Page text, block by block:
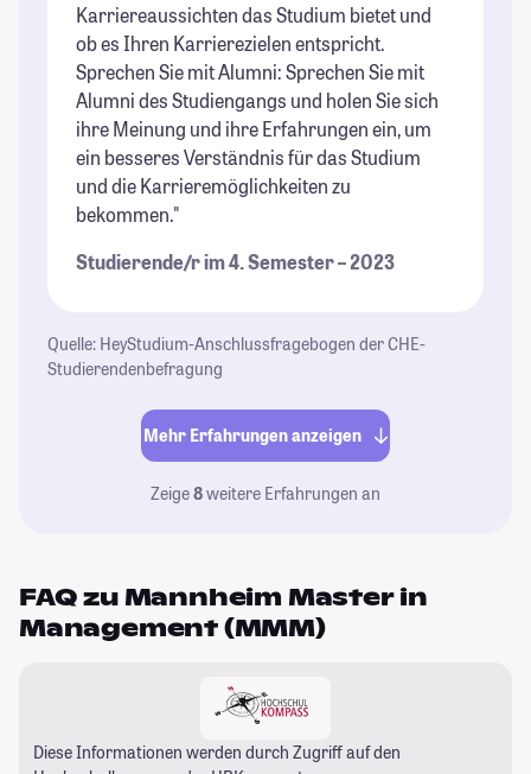
Karriereaussichten das Studium bietet und
ob es Ihren Karrierezielen entspricht.
Sprechen Sie mit Alumni: Sprechen Sie mit
Alumni des Studiengangs und holen Sie sich
ihre Meinung und ihre Erfahrungen ein, um
ein besseres Verständnis für das Studium
und die Karrieremöglichkeiten zu
bekommen."
Studierende/r im 4. Semester – 2023
Quelle: HeyStudium-Anschlussfragebogen der CHE-
Studierendenbefragung
Mehr Erfahrungen anzeigen
Zeige8weitere Erfahrungen an
FAQ zu Mannheim Master in
Management (MMM)
Diese Informationen werden durch Zugriff auf den